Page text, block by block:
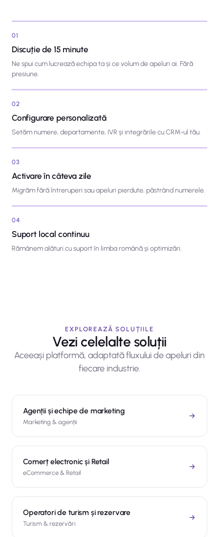
01
Discuție de 15 minute
Ne spui cum lucrează echipa ta și ce volum de apeluri ai. Fără
presiune.
02
Configurare personalizată
Setăm numere, departamente, IVR și integrările cu CRM-ul tău.
03
Activare în câteva zile
Migrăm fără întreruperi sau apeluri pierdute, păstrând numerele.
04
Suport local continuu
Rămânem alături cu suport în limba română și optimizări.
EXPLOREAZĂ SOLUȚIILE
Vezi celelalte soluții
Aceeași platformă, adaptată fluxului de apeluri din
fiecare industrie.
Agenții și echipe de marketing
Marketing & agenții
Comerț electronic și Retail
eCommerce & Retail
Operatori de turism și rezervare
Turism & rezervări